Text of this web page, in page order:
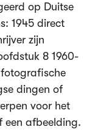
op Duitse
1945 direct
zijn
8 1960-
fotografische
dingen of
voor het
een afbeelding.